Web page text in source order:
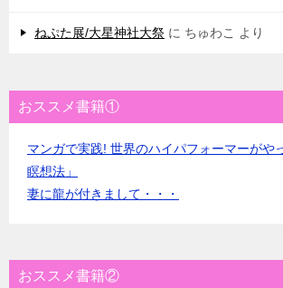
ねぷた展/大星神社大祭 に ちゅわこ より
おススメ書籍①
マンガで実践! 世界のハイパフォーマーがや
瞑想法」
妻に龍が付きまして・・・
おススメ書籍②